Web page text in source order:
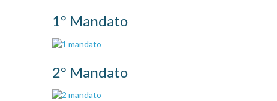
1º Mandato
2º Mandato